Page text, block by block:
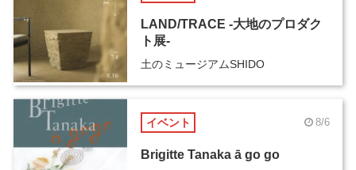
LAND/TRACE -大地のプロダク
ト展-
土のミュージアムSHIDO
イベント 8/6
Brigitte Tanaka ā go go